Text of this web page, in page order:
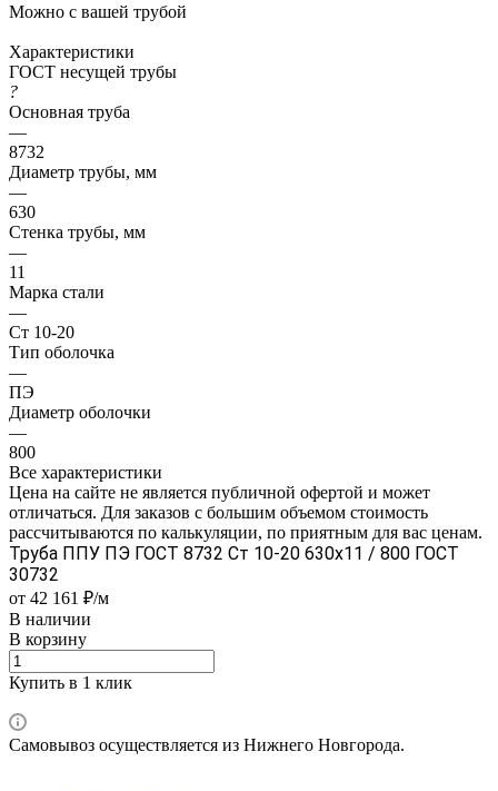
Можно с вашей трубой
Характеристики
ГОСТ несущей трубы
?
Основная труба
—
8732
Диаметр трубы, мм
—
630
Стенка трубы, мм
—
11
Марка стали
—
Ст 10-20
Тип оболочка
—
ПЭ
Диаметр оболочки
—
800
Все характеристики
Цена на сайте не является публичной офертой и может
отличаться. Для заказов с большим объемом стоимость
рассчитываются по калькуляции, по приятным для вас ценам.
Труба ППУ ПЭ ГОСТ 8732 Ст 10-20 630x11 / 800 ГОСТ
30732
от 42 161 ₽/м
В наличии
В корзину
Купить в 1 клик
Самовывоз осуществляется из Нижнего Новгорода.